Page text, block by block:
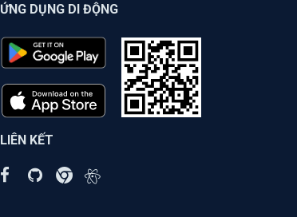
ỨNG DỤNG DI ĐỘNG
LIÊN KẾT